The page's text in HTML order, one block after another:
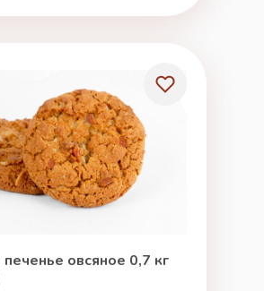
овсяное 0,7 кг